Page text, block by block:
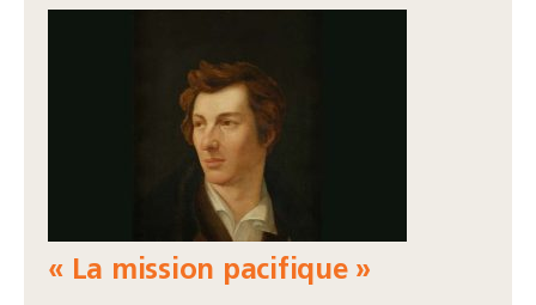
« La mission pacifique »